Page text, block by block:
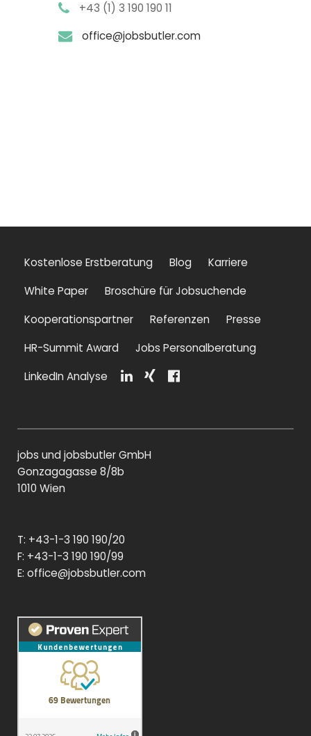
+43 (1) 3 190 190 11
office@jobsbutler.com
Kostenlose Erstberatung Blog
Karriere
White Paper
Broschüre für Jobsuchende
Kooperationspartner
Referenzen
Presse
HR-Summit Award
Jobs Personalberatung
LinkedIn Analyse
e
n
e
jobs und jobsbutler GmbH
Gonzagagasse 8/8b
1010 Wien
T: +43-1-3 190 190/20
F: +43-1-3 190 190/99
E: office@jobsbutler.com